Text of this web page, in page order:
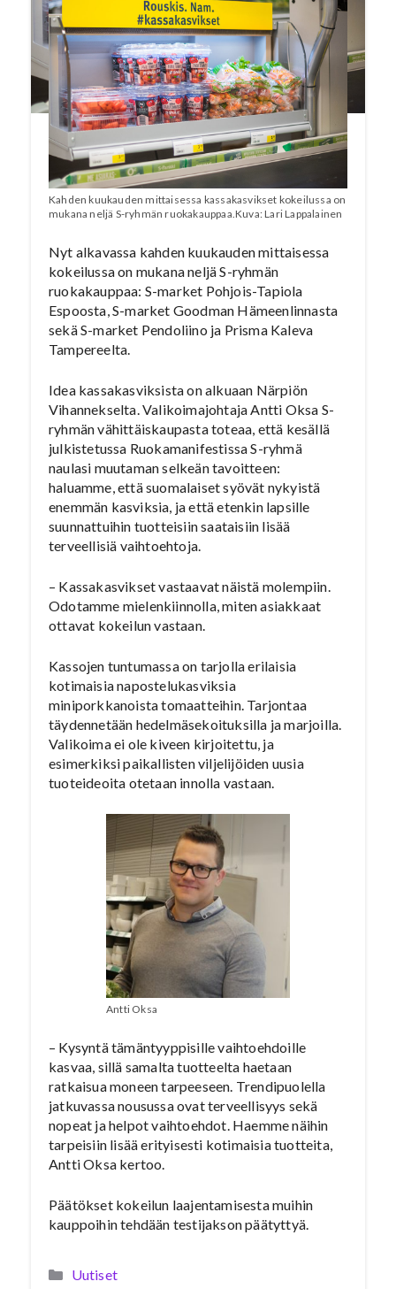
Kahden kuukauden mittaisessa kassakasvikset kokeilussa on
mukana neljä S-ryhmän ruokakauppaa.Kuva: Lari Lappalainen
Nyt alkavassa kahden kuukauden mittaisessa
kokeilussa on mukana neljä S-ryhmän
ruokakauppaa: S-market Pohjois-Tapiola
Espoosta, S-market Goodman Hämeenlinnasta
sekä S-market Pendoliino ja Prisma Kaleva
Tampereelta.
Idea kassakasviksista on alkuaan Närpiön
Vihannekselta. Valikoimajohtaja Antti Oksa S-
ryhmän vähittäiskaupasta toteaa, että kesällä
julkistetussa Ruokamanifestissa S-ryhmä
naulasi muutaman selkeän tavoitteen:
haluamme, että suomalaiset syövät nykyistä
enemmän kasviksia, ja että etenkin lapsille
suunnattuihin tuotteisiin saataisiin lisää
terveellisiä vaihtoehtoja.
– Kassakasvikset vastaavat näistä molempiin.
Odotamme mielenkiinnolla, miten asiakkaat
ottavat kokeilun vastaan.
Kassojen tuntumassa on tarjolla erilaisia
kotimaisia napostelukasviksia
miniporkkanoista tomaatteihin. Tarjontaa
täydennetään hedelmäsekoituksilla ja marjoilla.
Valikoima ei ole kiveen kirjoitettu, ja
esimerkiksi paikallisten viljelijöiden uusia
tuoteideoita otetaan innolla vastaan.
Antti Oksa
– Kysyntä tämäntyyppisille vaihtoehdoille
kasvaa, sillä samalta tuotteelta haetaan
ratkaisua moneen tarpeeseen. Trendipuolella
jatkuvassa nousussa ovat terveellisyys sekä
nopeat ja helpot vaihtoehdot. Haemme näihin
tarpeisiin lisää erityisesti kotimaisia tuotteita,
Antti Oksa kertoo.
Päätökset kokeilun laajentamisesta muihin
kauppoihin tehdään testijakson päätyttyä.
Kategoriat
Uutiset